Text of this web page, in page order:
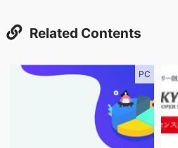
Related Contents
PC